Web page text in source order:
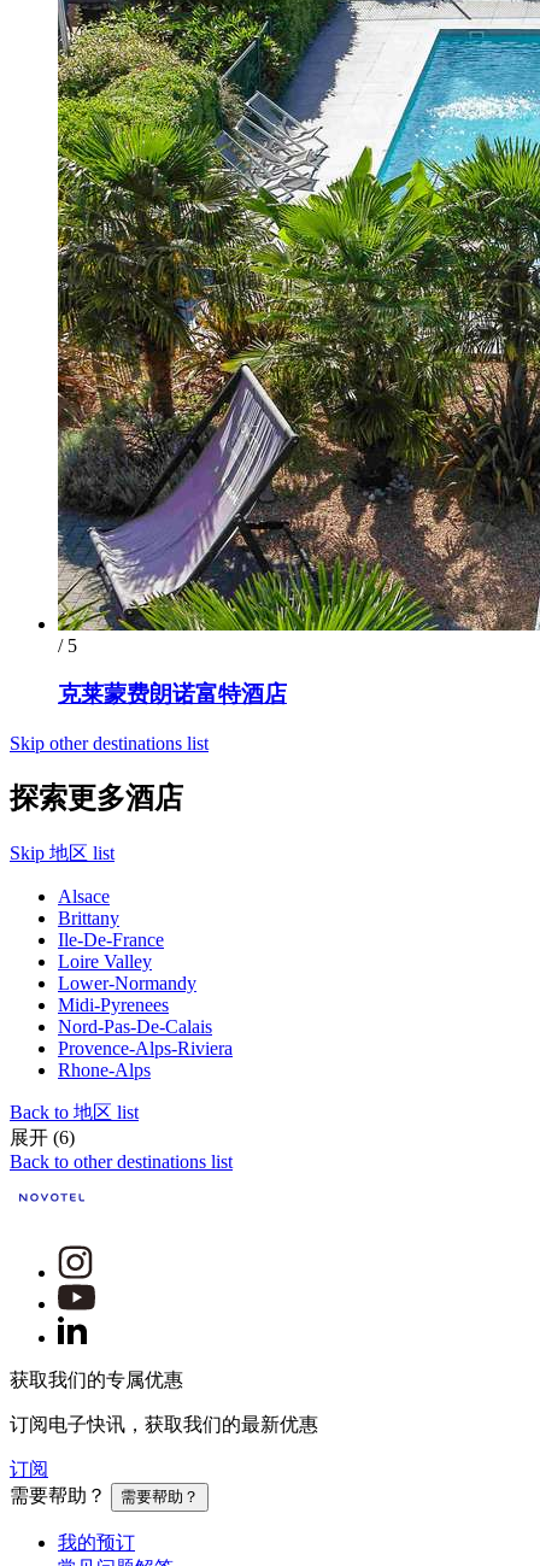
/ 5
克莱蒙费朗诺富特酒店
Skip other destinations list
探索更多酒店
Skip 地区 list
Alsace
Brittany
Ile-De-France
Loire Valley
Lower-Normandy
Midi-Pyrenees
Nord-Pas-De-Calais
Provence-Alps-Riviera
Rhone-Alps
Back to 地区 list
展开 (6)
Back to other destinations list
获取我们的专属优惠
订阅电子快讯，获取我们的最新优惠
订阅
需要帮助？
需要帮助？
我的预订